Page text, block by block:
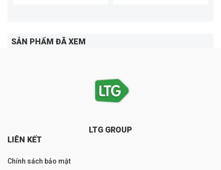
SẢN PHẨM ĐÃ XEM
LTG GROUP
LIÊN KẾT
Chính sách bảo mật